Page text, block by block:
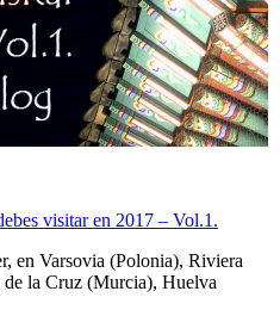
visitar en 2017 – Vol.1.
en Varsovia (Polonia), Riviera
la Cruz (Murcia), Huelva